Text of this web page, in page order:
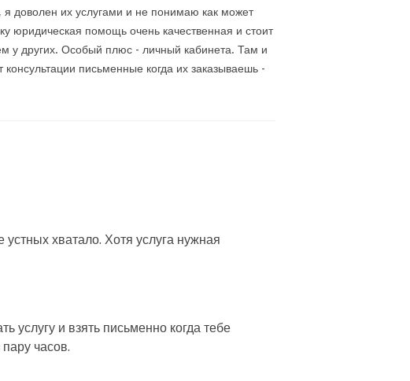
доволен их услугами и не понимаю как может
юридическая помощь очень качественная и стоит
у других. Особый плюс - личный кабинета. Там и
консультации письменные когда их заказываешь -
хватало. Хотя услуга нужная
услугу и взять письменно когда тебе
часов.